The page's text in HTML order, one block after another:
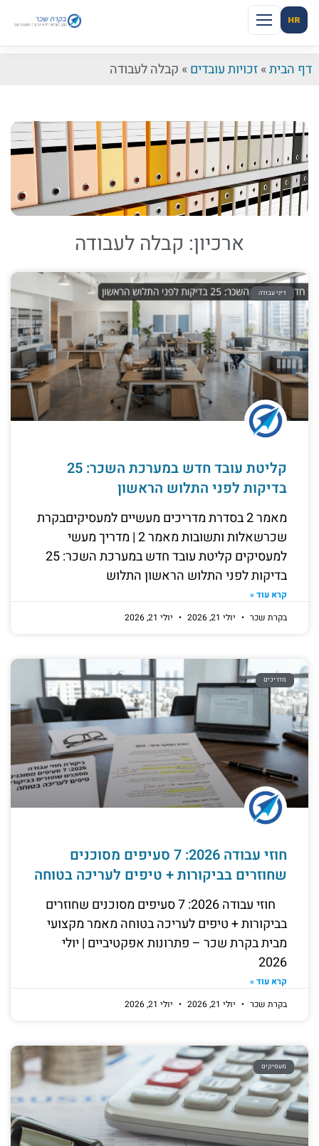
HR
דף הבית»זכויות עובדים» קבלה לעבודה
ארכיון: קבלה לעבודה
דיני עבודה
קליטת עובד חדש במערכת השכר: 25
בדיקות לפני התלוש הראשון
מאמר 2 בסדרת מדריכים מעשיים למעסיקיםבקרת
שכרשאלות ותשובות מאמר 2 | מדריך מעשי
למעסיקים קליטת עובד חדש במערכת השכר: 25
בדיקות לפני התלוש הראשון התלוש
קרא עוד »
בקרת שכר
יולי 21, 2026 יולי 21, 2026
מדריכים
חוזי עבודה 2026: 7 סעיפים מסוכנים
שחוזרים בביקורות + טיפים לעריכה בטוחה
חוזי עבודה 2026: 7 סעיפים מסוכנים שחוזרים
בביקורות + טיפים לעריכה בטוחה מאמר מקצועי
מבית בקרת שכר – פתרונות אפקטיביים | יולי
2026
קרא עוד »
בקרת שכר
יולי 21, 2026 יולי 21, 2026
מעסיקים